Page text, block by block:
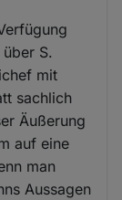
S.
mit
sachlich
Äußerung
auf eine
man
Aussagen